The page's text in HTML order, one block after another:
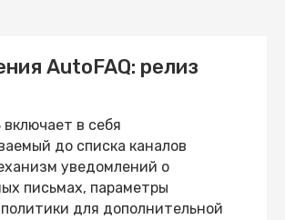
AutoFAQ: релиз
включает в себя
до списка каналов
уведомлений о
письмах, параметры
для дополнительной